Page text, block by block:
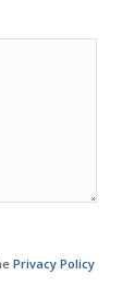
Privacy Policy